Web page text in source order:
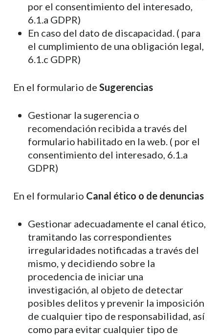
por el consentimiento del interesado,
6.1.a GDPR)
En caso del dato de discapacidad. ( para
el cumplimiento de una obligación legal,
6.1.c GDPR)
En el formulario de Sugerencias
Gestionar la sugerencia o
recomendación recibida a través del
formulario habilitado en la web. ( por el
consentimiento del interesado, 6.1.a
GDPR)
En el formulario Canal ético o de denuncias
Gestionar adecuadamente el canal ético,
tramitando las correspondientes
irregularidades notificadas a través del
mismo, y decidiendo sobre la
procedencia de iniciar una
investigación, al objeto de detectar
posibles delitos y prevenir la imposición
de cualquier tipo de responsabilidad, así
como para evitar cualquier tipo de